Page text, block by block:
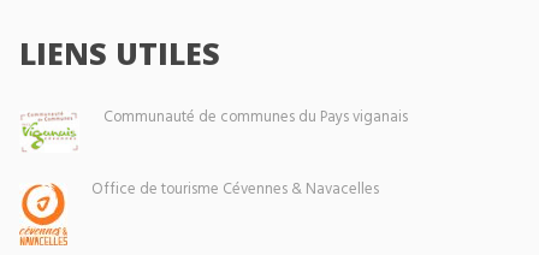
LIENS UTILES
Communauté de communes du Pays viganais
Office de tourisme Cévennes & Navacelles